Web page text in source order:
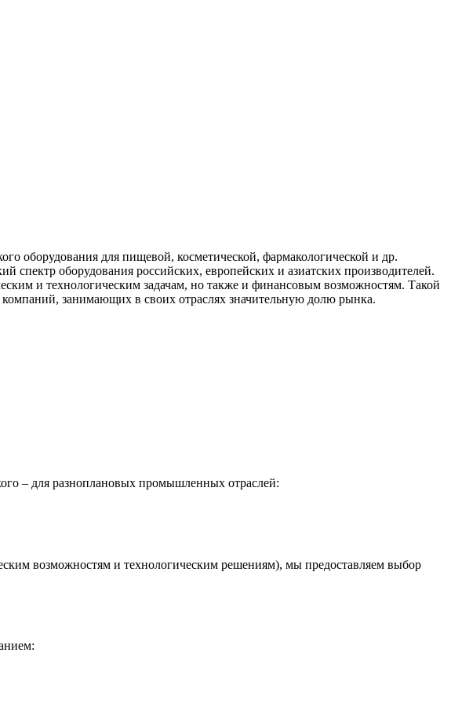
оборудования для пищевой, косметической, фармакологической и др.
спектр оборудования российских, европейских и азиатских производителей.
и технологическим задачам, но также и финансовым возможностям. Такой
занимающих в своих отраслях значительную долю рынка.
– для разноплановых промышленных отраслей:
возможностям и технологическим решениям), мы предоставляем выбор